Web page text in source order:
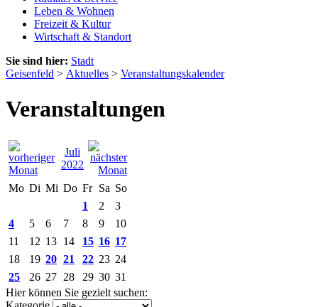
Leben & Wohnen
Freizeit & Kultur
Wirtschaft & Standort
Sie sind hier: Stadt
Geisenfeld > Aktuelles > Veranstaltungskalender
Veranstaltungen
Juli
2022
Mo Di Mi Do Fr Sa So
1
2
3
4
5 6 7 8 9
10
11
12 13 14 15 16 17
18
19 20 21 22 23 24
25
26 27 28 29 30 31
Hier können Sie gezielt suchen: